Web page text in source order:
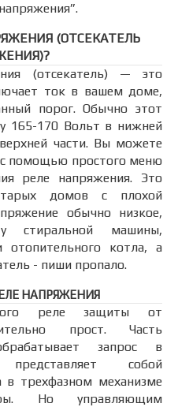
(ОТСЕКАТЕЛЬ
(отсекатель) — это
ток в вашем доме,
порог. Обычно этот
165-170 Вольт в нижней
части. Вы можете
помощью простого меню
реле напряжения. Это
домов с плохой
обычно низкое,
стиральной машины,
котла, а
- пиши пропало.
НАПРЯЖЕНИЯ
реле защиты от
прост. Часть
запрос в
собой
в трехфазном механизме
Но управляющим